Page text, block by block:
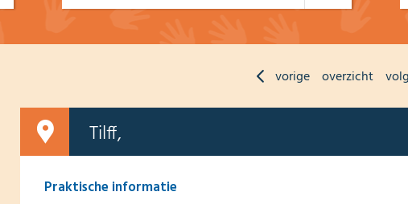
vorige overzicht
Tilff,
Praktische informatie